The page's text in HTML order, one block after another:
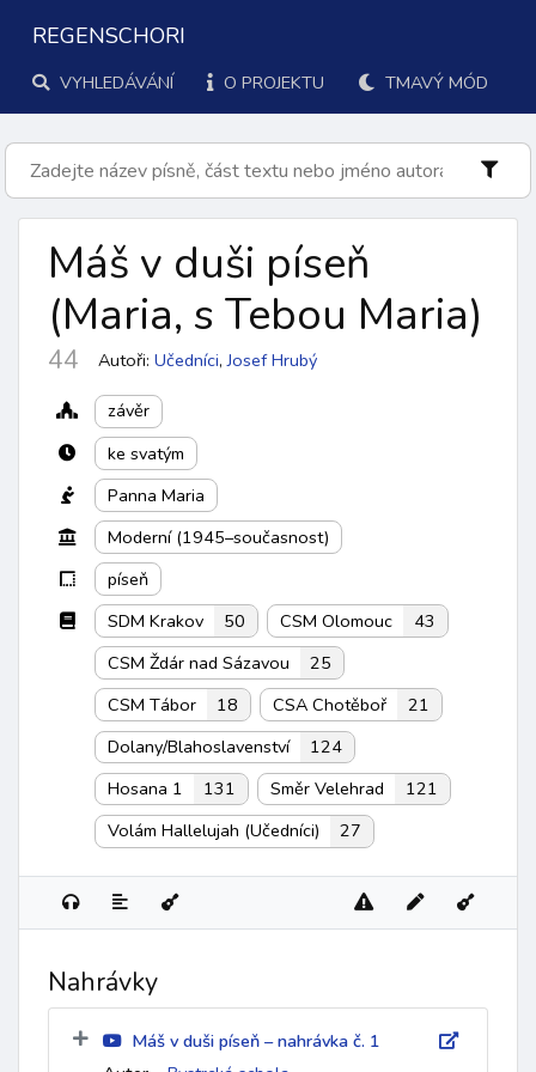
REGENSCHORI
VYHLEDÁVÁNÍ O PROJEKTU TMAVÝ MÓD
Máš v duši píseň
(Maria, s Tebou Maria)
44 Autoři: Učedníci, Josef Hrubý
závěr
ke svatým
Panna Maria
Moderní (1945–současnost)
píseň
SDM Krakov
50 CSM Olomouc
43
CSM Ždár nad Sázavou
25
CSM Tábor
18 CSA Chotěboř
21
Dolany/Blahoslavenství
124
Hosana 1
131 Směr Velehrad
121
Volám Hallelujah (Učedníci)
27
Nahrávky
Máš v duši píseň – nahrávka č. 1